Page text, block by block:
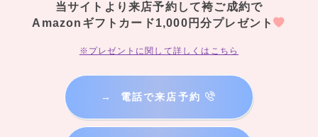
当サイトより来店予約して袴ご成約で
Amazonギフトカード1,000円分プレゼント
※プレゼントに関して詳しくはこちら
→ 電話で来店予約